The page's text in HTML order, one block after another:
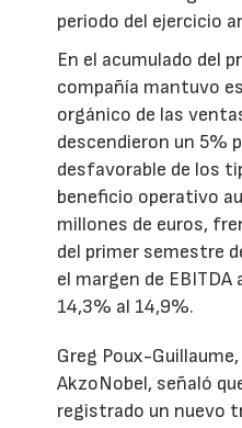
periodo del ejercicio
En el acumulado del
compañía mantuvo
orgánico de las
descendieron un 5%
desfavorable de los
beneficio operativo
millones de euros,
del primer semestre
el margen de EBITDA
14,3% al 14,9%.
Greg Poux-
AkzoNobel, señaló
registrado un nuevo